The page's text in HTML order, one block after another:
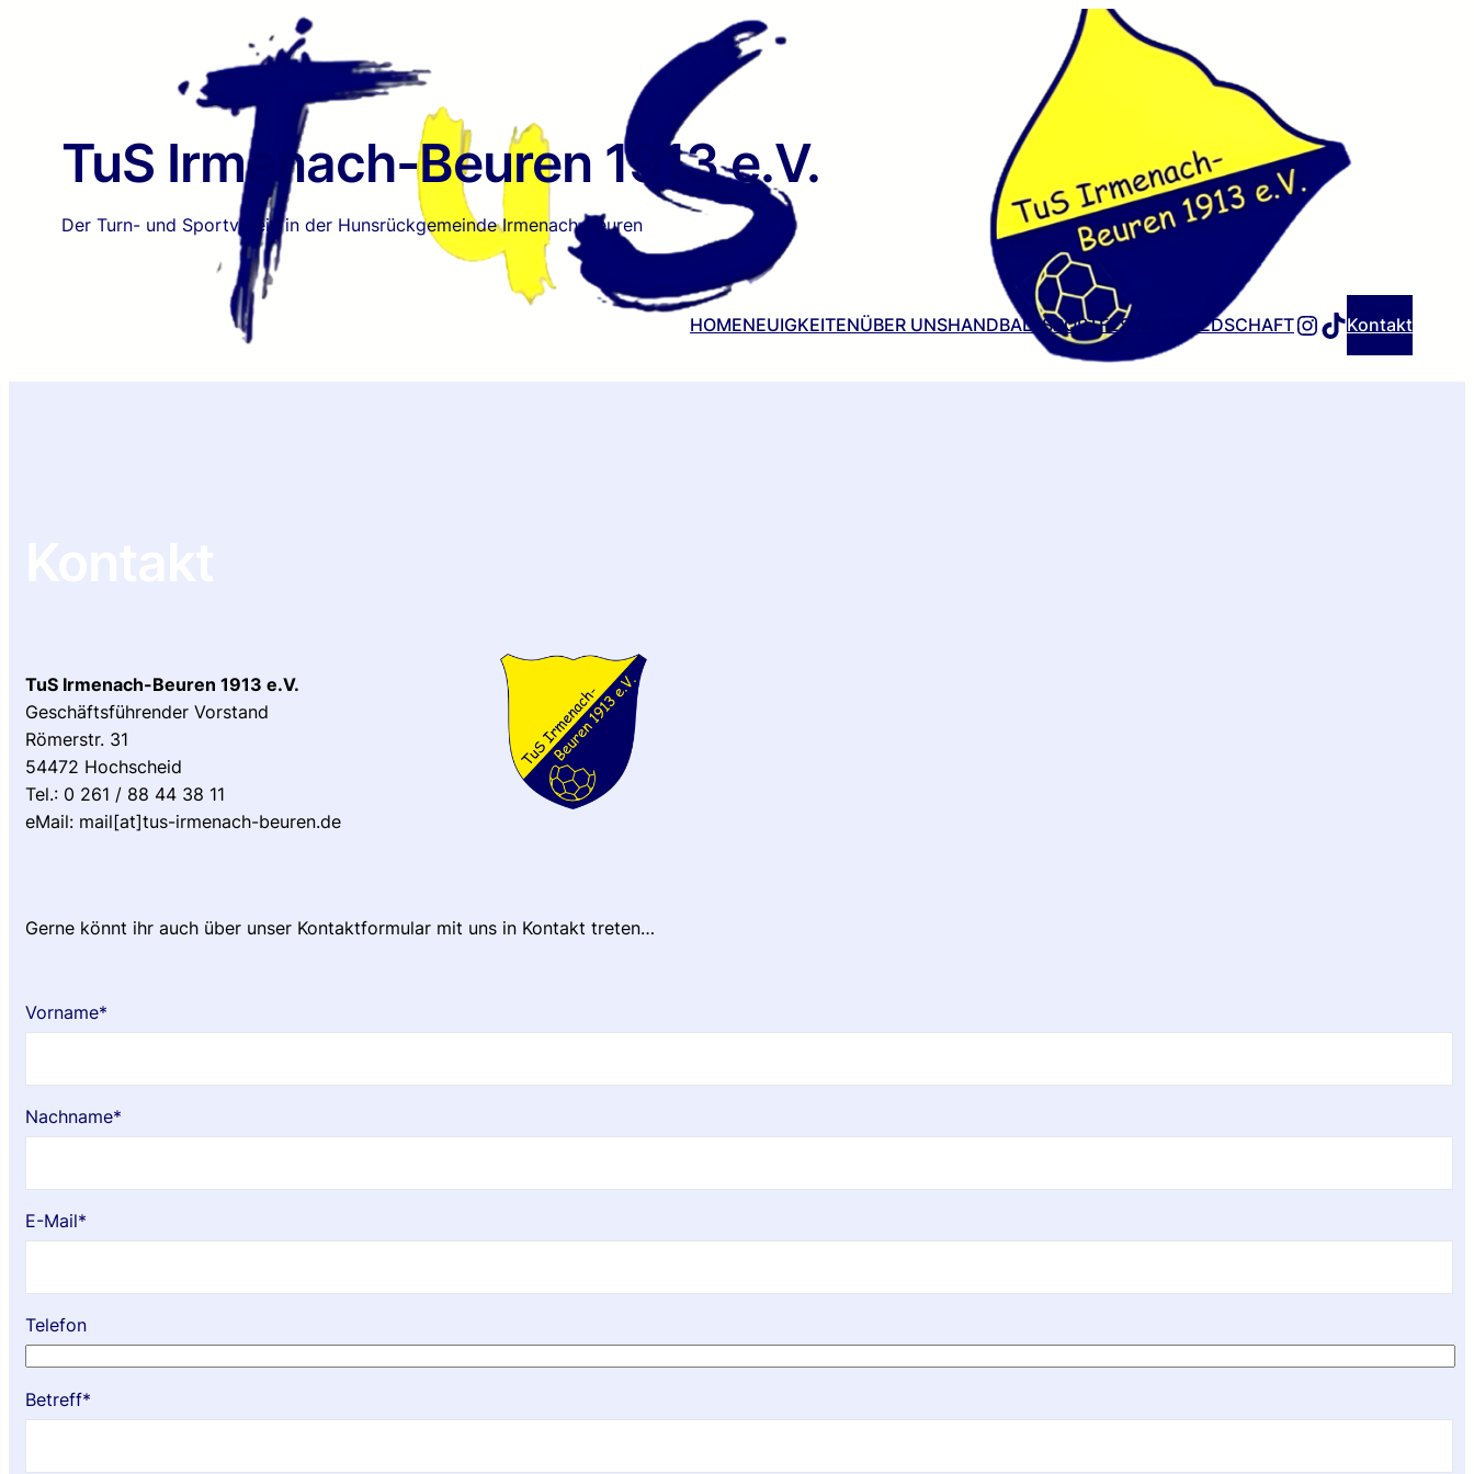
TuS Irmenach-Beuren 1913 e.V.
Der Turn- und Sportverein in der Hunsrückgemeinde Irmenach-Beuren
HOMENEUIGKEITENÜBER UNSHANDBALLSPORTFEST MITGLIEDSCHAFTINSTAGRAMTIKTOK Kontakt
TuS Irmenach-Beuren 1913 e.V.
Geschäftsführender Vorstand
Römerstr. 31
54472 Hochscheid
Tel.: 0 261 / 88 44 38 11
eMail: mail[at]tus-irmenach-beuren.de
Gerne könnt ihr auch über unser Kontaktformular mit uns in Kontakt treten…
Vorname*
Nachname*
E-Mail*
Telefon
Betreff*